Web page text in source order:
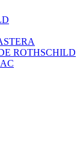
ROTHSCHILD